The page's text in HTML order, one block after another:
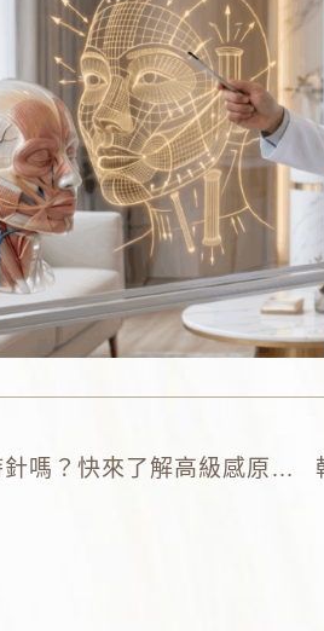
找回臉部的青春質感！你聽過逆時針嗎？快來了解高級感原生肌的秘密